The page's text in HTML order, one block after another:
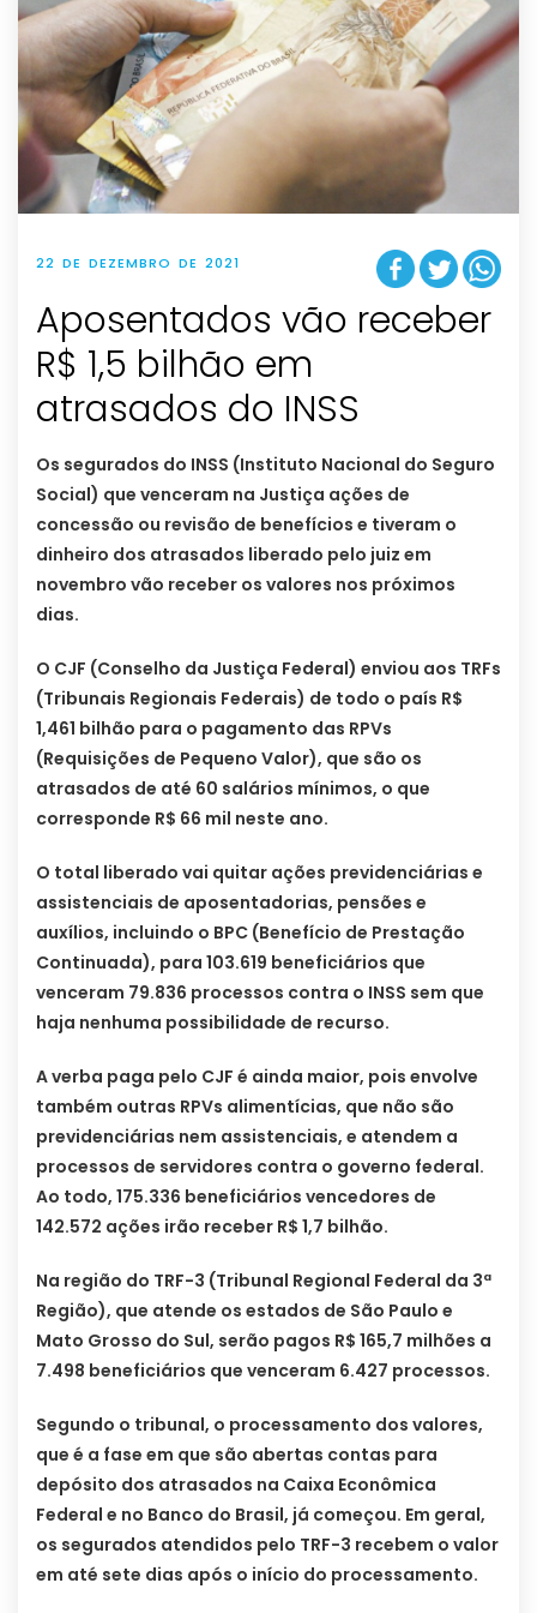
22 DE DEZEMBRO DE 2021
Aposentados vão receber
R$ 1,5 bilhão em
atrasados do INSS
Os segurados do INSS (Instituto Nacional do Seguro
Social) que venceram na Justiça ações de
concessão ou revisão de benefícios e tiveram o
dinheiro dos atrasados liberado pelo juiz em
novembro vão receber os valores nos próximos
dias.
O CJF (Conselho da Justiça Federal) enviou aos TRFs
(Tribunais Regionais Federais) de todo o país R$
1,461 bilhão para o pagamento das RPVs
(Requisições de Pequeno Valor), que são os
atrasados de até 60 salários mínimos, o que
corresponde R$ 66 mil neste ano.
O total liberado vai quitar ações previdenciárias e
assistenciais de aposentadorias, pensões e
auxílios, incluindo o BPC (Benefício de Prestação
Continuada), para 103.619 beneficiários que
venceram 79.836 processos contra o INSS sem que
haja nenhuma possibilidade de recurso.
A verba paga pelo CJF é ainda maior, pois envolve
também outras RPVs alimentícias, que não são
previdenciárias nem assistenciais, e atendem a
processos de servidores contra o governo federal.
Ao todo, 175.336 beneficiários vencedores de
142.572 ações irão receber R$ 1,7 bilhão.
Na região do TRF-3 (Tribunal Regional Federal da 3ª
Região), que atende os estados de São Paulo e
Mato Grosso do Sul, serão pagos R$ 165,7 milhões a
7.498 beneficiários que venceram 6.427 processos.
Segundo o tribunal, o processamento dos valores,
que é a fase em que são abertas contas para
depósito dos atrasados na Caixa Econômica
Federal e no Banco do Brasil, já começou. Em geral,
os segurados atendidos pelo TRF-3 recebem o valor
em até sete dias após o início do processamento.